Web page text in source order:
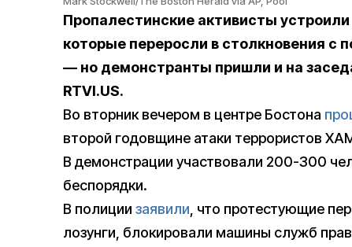
Пропалестинские активисты
которые переросли в столкновения с
— но демонстранты пришли и на
RTVI.US.
Во вторник вечером в центре Бостона
второй годовщине атаки террористов
В демонстрации участвовали 200-300
беспорядки.
В полиции заявили, что протестующие
лозунги, блокировали машины служб